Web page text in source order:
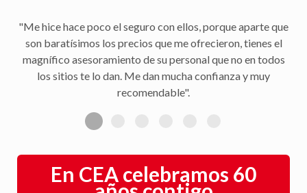
"Facilidad para la tramitación de siniestros, seguimiento
del parte a la aseguradora, y rapidez en la gestión con la
peritación y demás trámites".
En CEA celebramos 60
años contigo